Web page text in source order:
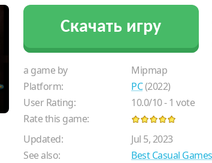
Скачать игру
a game by
Mipmap
Platform:
PC(2022)
User Rating:
10.0/10-1 vote
Rate this game:
Updated:
Jul 5, 2023
See also:
Best Casual Games